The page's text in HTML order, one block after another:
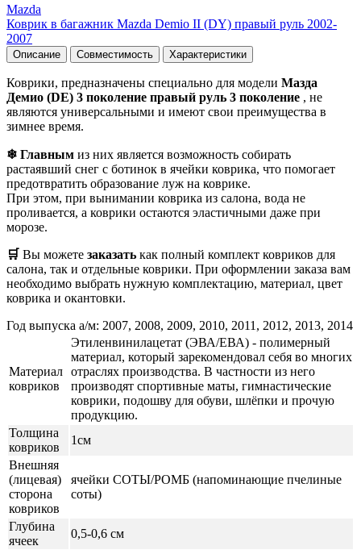
Mazda
Коврик в багажник Mazda Demio II (DY) правый руль 2002-
2007
Описание Совместимость Характеристики
Коврики, предназначены специально для модели Мазда
Демио (DE) 3 поколение правый руль 3 поколение , не
являются универсальными и имеют свои преимущества в
зимнее время.
❄ Главным из них является возможность собирать
растаявший снег с ботинок в ячейки коврика, что помогает
предотвратить образование луж на коврике.
При этом, при вынимании коврика из салона, вода не
проливается, а коврики остаются эластичными даже при
морозе.
🛒 Вы можете заказать как полный комплект ковриков для
салона, так и отдельные коврики. При оформлении заказа вам
необходимо выбрать нужную комплектацию, материал, цвет
коврика и окантовки.
Год выпуска а/м: 2007, 2008, 2009, 2010, 2011, 2012, 2013, 2014
Материал
ковриков
Этиленвинилацетат (ЭВА/ЕВА) - полимерный
материал, который зарекомендовал себя во многих
отраслях производства. В частности из него
производят спортивные маты, гимнастические
коврики, подошву для обуви, шлёпки и прочую
продукцию.
Толщина
ковриков
1см
Внешняя
(лицевая)
сторона
ковриков
ячейки СОТЫ/РОМБ (напоминающие пчелиные
соты)
Глубина
ячеек
0,5-0,6 см